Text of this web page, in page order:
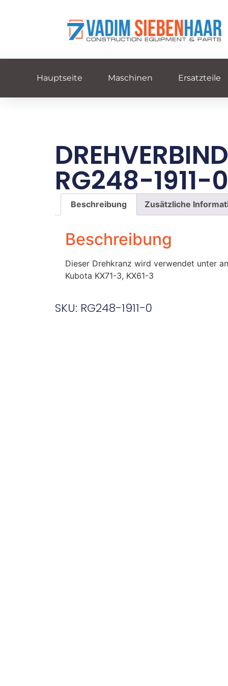
Hauptseite Maschinen Ersatzteile
RG248-1911-0
Beschreibung Zusätzliche
Beschreibung
Dieser Drehkranz wird verwendet unter
Kubota KX71-3, KX61-3
SKU: RG248-1911-0